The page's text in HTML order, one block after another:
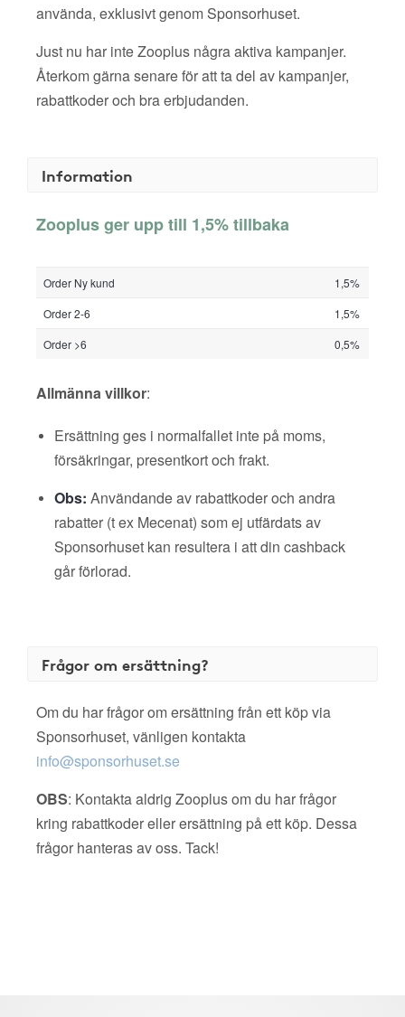
använda, exklusivt genom Sponsorhuset.
Just nu har inte Zooplus några aktiva kampanjer.
Återkom gärna senare för att ta del av kampanjer,
rabattkoder och bra erbjudanden.
Information
Zooplus ger upp till 1,5% tillbaka
Order Ny kund
1,5%
Order 2-6
1,5%
Order >6
0,5%
Allmänna villkor:
Ersättning ges i normalfallet inte på moms,
försäkringar, presentkort och frakt.
Obs: Användande av rabattkoder och andra
rabatter (t ex Mecenat) som ej utfärdats av
Sponsorhuset kan resultera i att din cashback
går förlorad.
Frågor om ersättning?
Om du har frågor om ersättning från ett köp via
Sponsorhuset, vänligen kontakta
info@sponsorhuset.se
OBS: Kontakta aldrig Zooplus om du har frågor
kring rabattkoder eller ersättning på ett köp. Dessa
frågor hanteras av oss. Tack!